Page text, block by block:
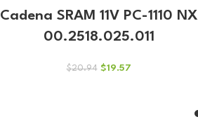
Cadena SRAM 11V PC-1110 NX
00.2518.025.011
$20.94 El
$19.57El